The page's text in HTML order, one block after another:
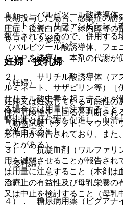
長期投与した場合、感染症の誘
圧症、後嚢白内障、緑内障等の
６．１．２参照〕。
妊婦・授乳婦
（妊婦）
妊婦又は妊娠している可能性の
性が危険性を上回ると判断され
（動物試験（ラット、マウス
形作用が報告されており、また
ことがある）。
（授乳婦）
治療上の有益性及び母乳栄養の
又は中止を検討すること（母乳
１）． バルビツール酸誘導体
ェニトイン、リファンピシン［
報告されているので、併用する
（バルビツール酸誘導体、フ
ＣＹＰを誘導し、本剤の代謝が
２）． サリチル酸誘導体（ア
ルミネート、サザピリン等）［
サリチル酸中毒を起こすことが
る場合には用量に注意すること
腎排泄と肝代謝を促進し、血清
が低下する）］。
３）． 抗凝血剤（ワルファリ
用を減弱させることが報告され
は用量に注意すること（本剤は
る）］。
４）． 糖尿病用薬（ビグアナ